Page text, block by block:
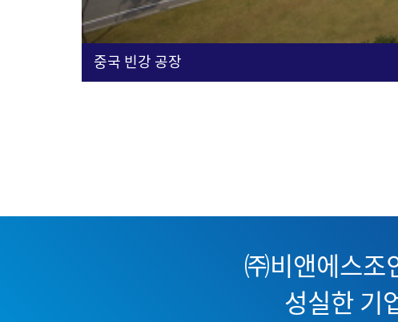
중국 빈강 공장
㈜비앤에스조
성실한 기